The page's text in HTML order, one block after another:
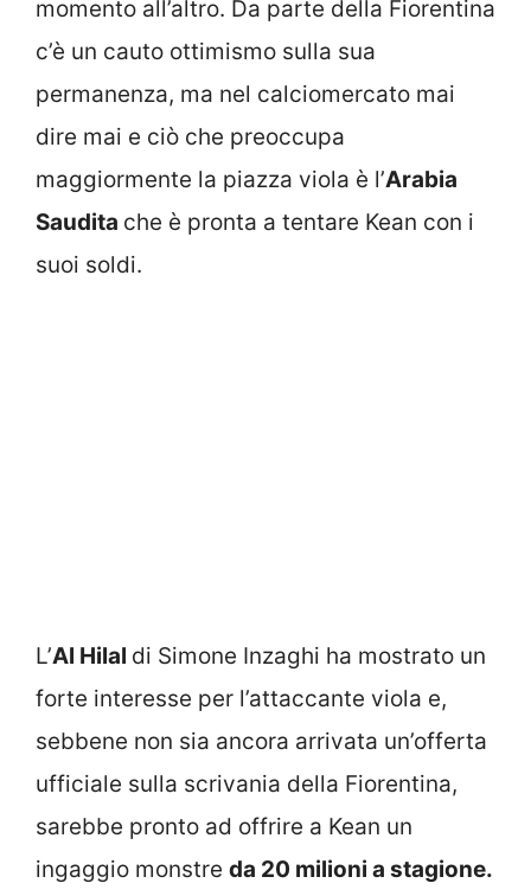
momento all’altro. Da parte della Fiorentina
c’è un cauto ottimismo sulla sua
permanenza, ma nel calciomercato mai
dire mai e ciò che preoccupa
maggiormente la piazza viola è l’Arabia
Saudita che è pronta a tentare Kean con i
suoi soldi.
L’Al Hilal di Simone Inzaghi ha mostrato un
forte interesse per l’attaccante viola e,
sebbene non sia ancora arrivata un’offerta
ufficiale sulla scrivania della Fiorentina,
sarebbe pronto ad offrire a Kean un
ingaggio monstre da 20 milioni a stagione.